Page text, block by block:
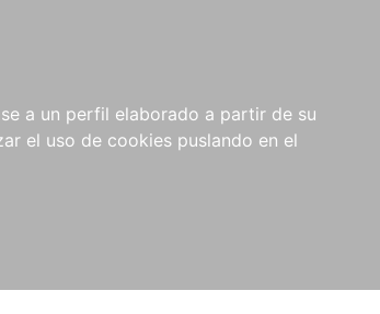
a un perfil elaborado a partir de su
el uso de cookies puslando en el
NOTICIAS
COMPRAS
INSTITUCIONALES